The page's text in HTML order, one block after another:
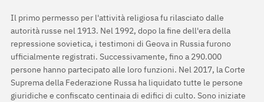
Il primo permesso per l'attività religiosa fu rilasciato dalle
autorità russe nel 1913. Nel 1992, dopo la fine dell'era della
repressione sovietica, i testimoni di Geova in Russia furono
ufficialmente registrati. Successivamente, fino a 290.000
persone hanno partecipato alle loro funzioni. Nel 2017, la Corte
Suprema della Federazione Russa ha liquidato tutte le persone
giuridiche e confiscato centinaia di edifici di culto. Sono iniziate